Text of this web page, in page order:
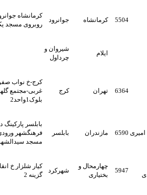
کرمانشاه جوانرود
کرمانشاه جوانرود خ حمزه
روبروی مسجد یکتا
چرداول
تهران کرج
کرج-خ نواب صفوی-خ بوعلی
غربی-مجتمع گلها-
مازندران بابلسر
بابلسر پارکینگ دوم
فرهنگشهر ورودی1 جنب
مسجد سیدالشهدا پ65
بختیاری
شهرکرد
کیار شلزار خ انقلاب دفتر
گزینه 2